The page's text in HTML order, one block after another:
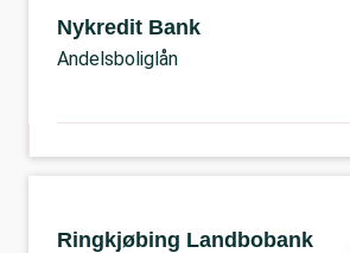
Nykredit Bank
Andelsboliglån
Ringkjøbing Landbobank